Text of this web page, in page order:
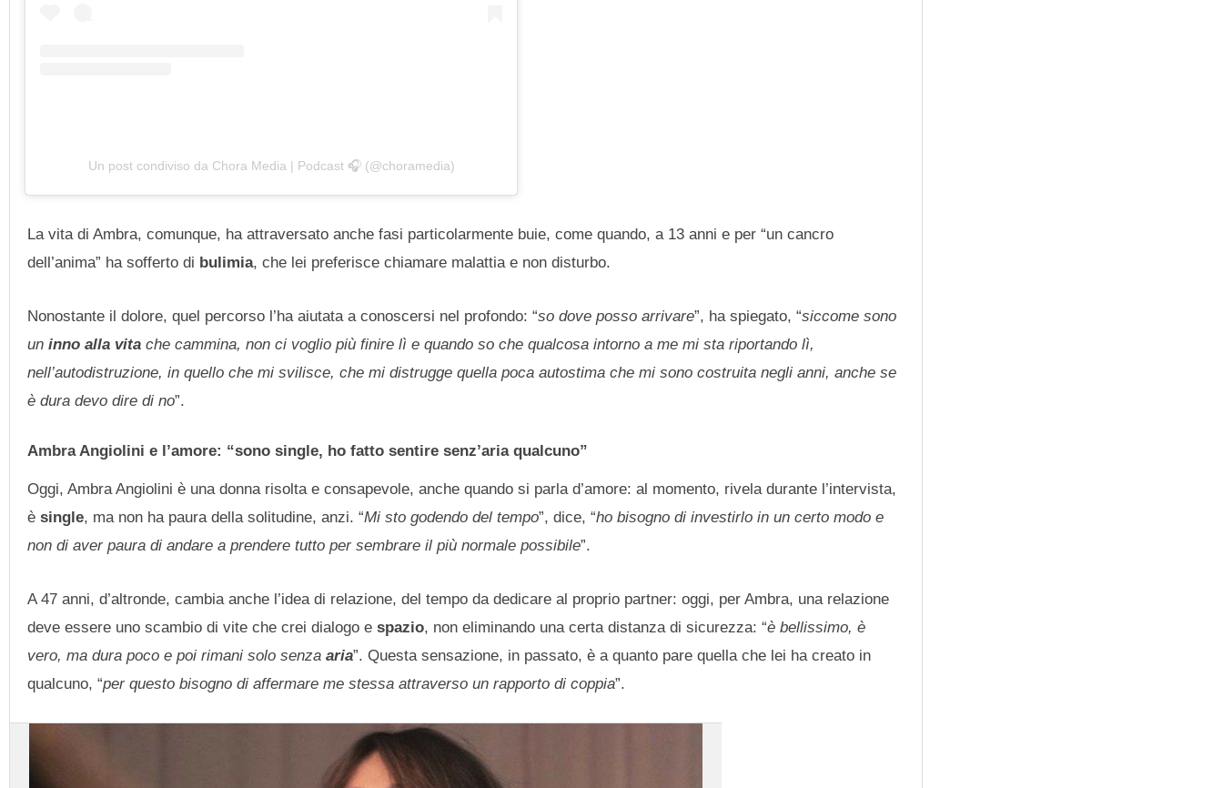
Un post condiviso da Chora Media | Podcast 🎧 (@choramedia)
La vita di Ambra, comunque, ha attraversato anche fasi particolarmente buie, come quando, a 13 anni e per “un cancro
dell’anima” ha sofferto di bulimia, che lei preferisce chiamare malattia e non disturbo.
Nonostante il dolore, quel percorso l’ha aiutata a conoscersi nel profondo: “so dove posso arrivare”, ha spiegato, “siccome sono
uninno alla vita che cammina, non ci voglio più finire lì e quando so che qualcosa intorno a me mi sta riportando lì,
nell’autodistruzione, in quello che mi svilisce, che mi distrugge quella poca autostima che mi sono costruita negli anni, anche se
è dura devo dire di no”.
Ambra Angiolini e l’amore: “sono single, ho fatto sentire senz’aria qualcuno”
Oggi, Ambra Angiolini è una donna risolta e consapevole, anche quando si parla d’amore: al momento, rivela durante l’intervista,
èsingle, ma non ha paura della solitudine, anzi. “Mi sto godendo del tempo”, dice, “ho bisogno di investirlo in un certo modo e
non di aver paura di andare a prendere tutto per sembrare il più normale possibile”.
A 47 anni, d’altronde, cambia anche l’idea di relazione, del tempo da dedicare al proprio partner: oggi, per Ambra, una relazione
deve essere uno scambio di vite che crei dialogo espazio, non eliminando una certa distanza di sicurezza: “è bellissimo, è
vero, ma dura poco e poi rimani solo senzaaria”. Questa sensazione, in passato, è a quanto pare quella che lei ha creato in
qualcuno, “per questo bisogno di affermare me stessa attraverso un rapporto di coppia”.